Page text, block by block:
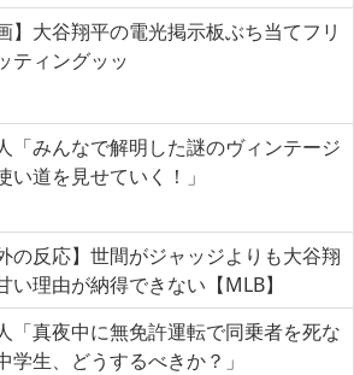
】大谷翔平の電光掲示板ぶち当てフリ
ティングッッ
「みんなで解明した謎のヴィンテージ
い道を見せていく！」
の反応】世間がジャッジよりも大谷翔
い理由が納得できない【MLB】
「真夜中に無免許運転で同乗者を死な
学生、どうするべきか？」